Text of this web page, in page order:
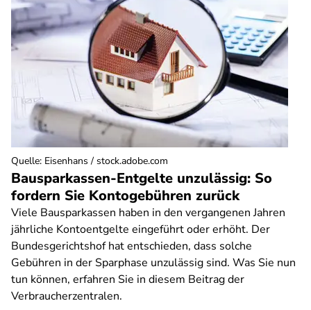
Bausparkassen-Entgelte unzulässig: So
fordern Sie Kontogebühren zurück
Viele Bausparkassen haben in den vergangenen Jahren
jährliche Kontoentgelte eingeführt oder erhöht. Der
Bundesgerichtshof hat entschieden, dass solche
Gebühren in der Sparphase unzulässig sind. Was Sie nun
tun können, erfahren Sie in diesem Beitrag der
Verbraucherzentralen.
Quelle: Eisenhans / stock.adobe.com